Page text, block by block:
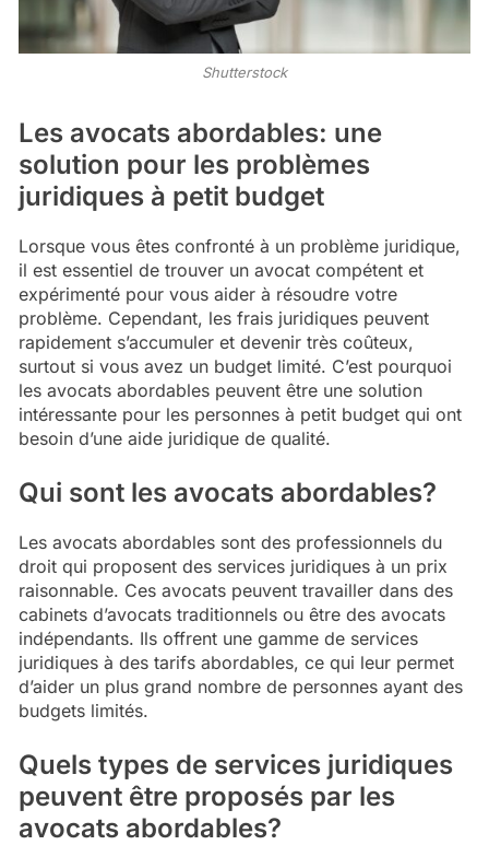
Shutterstock
Les avocats abordables: une
solution pour les problèmes
juridiques à petit budget
Lorsque vous êtes confronté à un problème juridique,
il est essentiel de trouver un avocat compétent et
expérimenté pour vous aider à résoudre votre
problème. Cependant, les frais juridiques peuvent
rapidement s’accumuler et devenir très coûteux,
surtout si vous avez un budget limité. C’est pourquoi
les avocats abordables peuvent être une solution
intéressante pour les personnes à petit budget qui ont
besoin d’une aide juridique de qualité.
Qui sont les avocats abordables?
Les avocats abordables sont des professionnels du
droit qui proposent des services juridiques à un prix
raisonnable. Ces avocats peuvent travailler dans des
cabinets d’avocats traditionnels ou être des avocats
indépendants. Ils offrent une gamme de services
juridiques à des tarifs abordables, ce qui leur permet
d’aider un plus grand nombre de personnes ayant des
budgets limités.
Quels types de services juridiques
peuvent être proposés par les
avocats abordables?